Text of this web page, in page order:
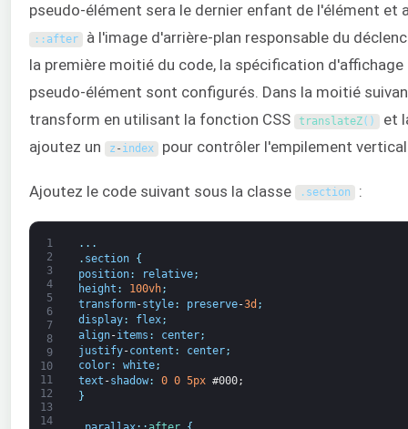
pseudo-élément sera le dernier enfant de l'élément et
: : after à l'image d'arrière-plan responsable du
la première moitié du code, la spécification
pseudo-élément sont configurés. Dans la moitié
transform en utilisant la fonction CSS
translateZ( ) et
ajoutez un
z - index pour contrôler l'empilement
Ajoutez le code suivant sous la classe . section :
1
2
3
4
5
6
7
8
9
10
11
12
13
14
. . .
. section
{
position: relative;
height : 100vh;
transform-style: preserve-3d ;
display: flex;
align-items : center;
justify-content : center;
color: white;
text -shadow: 0 0 5px #000;
}